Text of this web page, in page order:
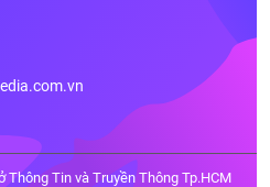
Tin và Truyền Thông Tp.HCM